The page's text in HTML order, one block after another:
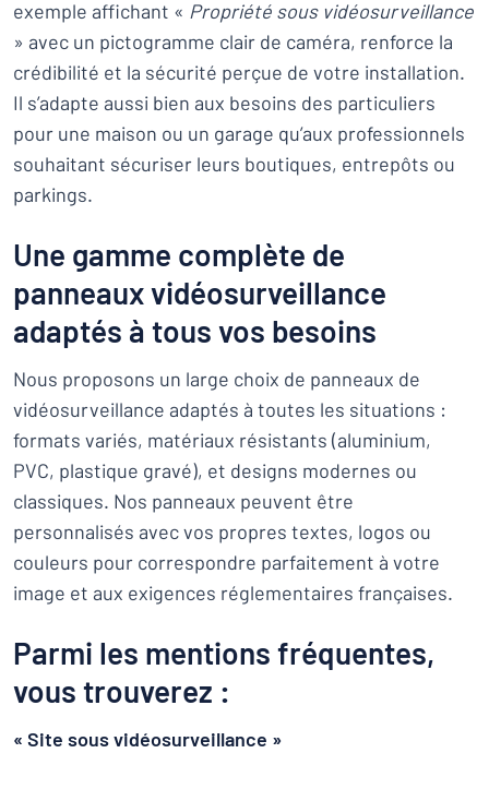
exemple affichant « Propriété sous vidéosurveillance
» avec un pictogramme clair de caméra, renforce la
crédibilité et la sécurité perçue de votre installation.
Il s’adapte aussi bien aux besoins des particuliers
pour une maison ou un garage qu’aux professionnels
souhaitant sécuriser leurs boutiques, entrepôts ou
parkings.
Une gamme complète de
panneaux vidéosurveillance
adaptés à tous vos besoins
Nous proposons un large choix de panneaux de
vidéosurveillance adaptés à toutes les situations :
formats variés, matériaux résistants (aluminium,
PVC, plastique gravé), et designs modernes ou
classiques. Nos panneaux peuvent être
personnalisés avec vos propres textes, logos ou
couleurs pour correspondre parfaitement à votre
image et aux exigences réglementaires françaises.
Parmi les mentions fréquentes,
vous trouverez :
« Site sous vidéosurveillance »